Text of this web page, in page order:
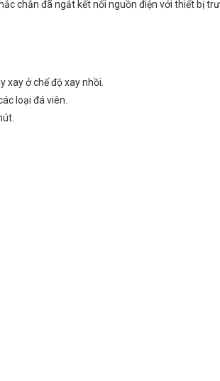
chắn đã ngắt kết nối nguồn điện với thiết bị
ở chế độ xay nhồi.
loại đá viên.